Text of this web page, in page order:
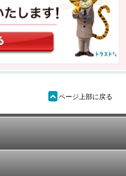
ü ページ上部に戻る